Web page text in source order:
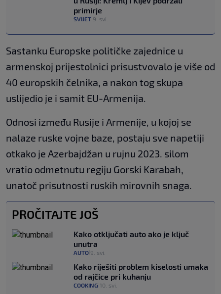
primirje
SVIJET 9. svi.
Sastanku Europske političke zajednice u
armenskoj prijestolnici prisustvovalo je više od
40 europskih čelnika, a nakon tog skupa
uslijedio je i samit EU-Armenija.
Odnosi između Rusije i Armenije, u kojoj se
nalaze ruske vojne baze, postaju sve napetiji
otkako je Azerbajdžan u rujnu 2023. silom
vratio odmetnutu regiju Gorski Karabah,
unatoč prisutnosti ruskih mirovnih snaga.
PROČITAJTE JOŠ
Kako otključati auto ako je ključ
unutra
AUTO 9. svi.
Kako riješiti problem kiselosti umaka
od rajčice pri kuhanju
COOKING 10. svi.